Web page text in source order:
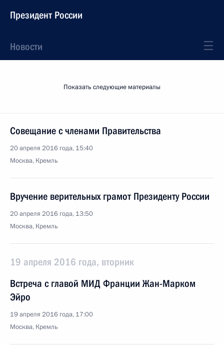
Президент России
Новости
Показать следующие материалы
Совещание с членами Правительства
20 апреля 2016 года, 15:40
Москва, Кремль
Вручение верительных грамот Президенту России
20 апреля 2016 года, 13:50
Москва, Кремль
19 апреля 2016 года, вторник
Встреча с главой МИД Франции Жан-Марком
Эйро
19 апреля 2016 года, 17:00
Москва, Кремль